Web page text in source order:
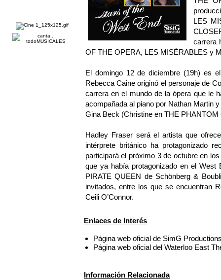
LES
carrera
OF THE OPERA, LES MISÉRABLES y
El domingo 12 de diciembre (19h) es
Rebecca Caine originó el personaje de
carrera en el mundo de la ópera que le
acompañada al piano por Nathan Martin
Gina Beck (Christine en THE
Hadley Fraser será el artista que
intérprete británico ha protagonizado
participará el próximo 3 de octubre en
que ya había protagonizado en el
PIRATE QUEEN de Schönberg &
invitados, entre los que se encuentran
Ceili O’Connor.
Enlaces de Interés
Página web oficial de SimG
Página web oficial del Waterloo East
Información Relacionada